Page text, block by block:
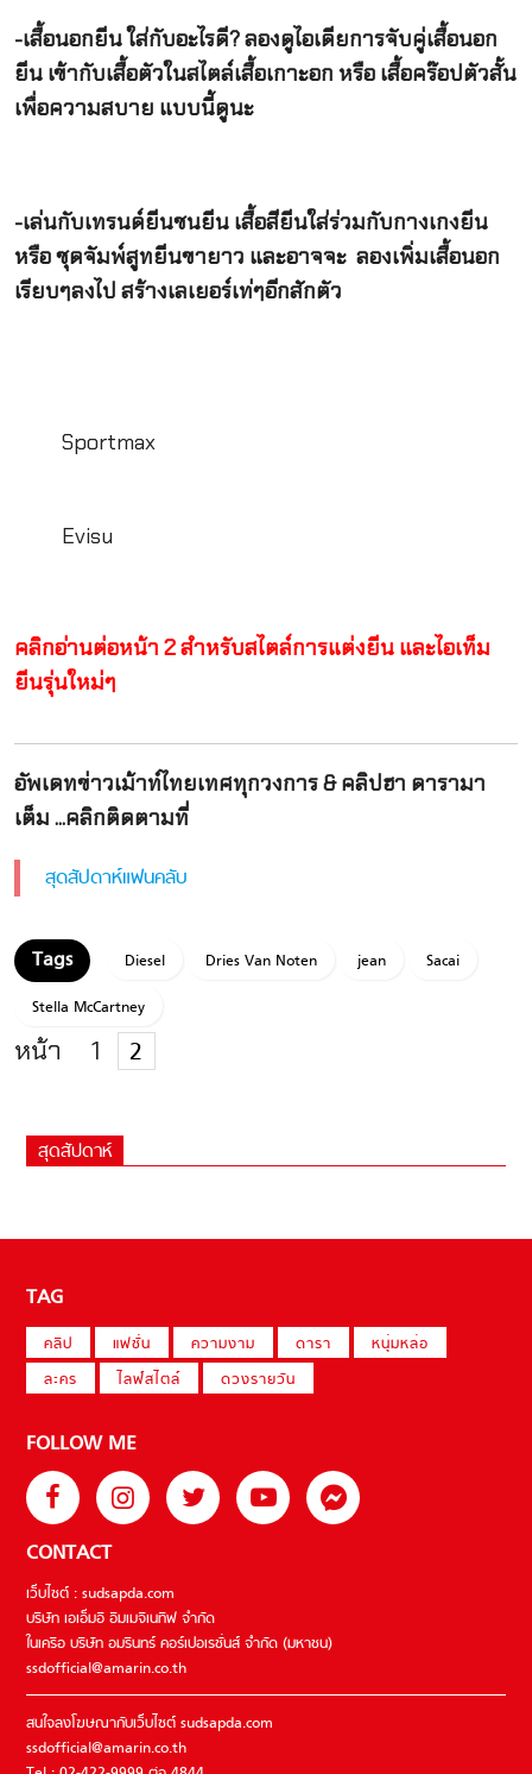
-เสื้อนอกยีน ใส่กับอะไรดี? ลองดูไอเดียการจับคู่เสื้อนอก
ยีน เข้ากับเสื้อตัวในสไตล์เสื้อเกาะอก หรือ เสื้อคร๊อปตัวสั้น
เพื่อความสบาย แบบนี้ดูนะ
-เล่นกับเทรนด์ยีนชนยีน เสื้อสียีนใส่ร่วมกับกางเกงยีน
หรือ ชุดจัมพ์สูทยีนขายาว และอาจจะ ลองเพิ่มเสื้อนอก
เรียบๆลงไป สร้างเลเยอร์เท่ๆอีกสักตัว
Sportmax
Evisu
คลิกอ่านต่อหน้า 2 สำหรับสไตล์การแต่งยีน และไอเท็ม
ยีนรุ่นใหม่ๆ
อัพเดทข่าวเม้าท์ไทยเทศทุกวงการ & คลิปฮา ดารามา
เต็ม ...คลิกติดตามที่
สุดสัปดาห์แฟนคลับ
Diesel Dries Van Noten jean
Sacai
Stella McCartney
หน้า 1 2
สุดสัปดาห์
TAG
คลิป แฟชั่น ความงาม ดารา
หนุ่มหล่อ
ละคร
ไลฟ์สไตล์ ดวงรายวัน
FOLLOW ME
CONTACT
เว็บไซต์ : sudsapda.com
บริษัท เอเอ็มอี อิมเมจิเนทีฟ จำกัด
ในเครือ บริษัท อมรินทร์ คอร์เปอเรชั่นส์ จำกัด (มหาชน)
ssdofficial@amarin.co.th
สนใจลงโฆษณากับเว็บไซต์ sudsapda.com
ssdofficial@amarin.co.th